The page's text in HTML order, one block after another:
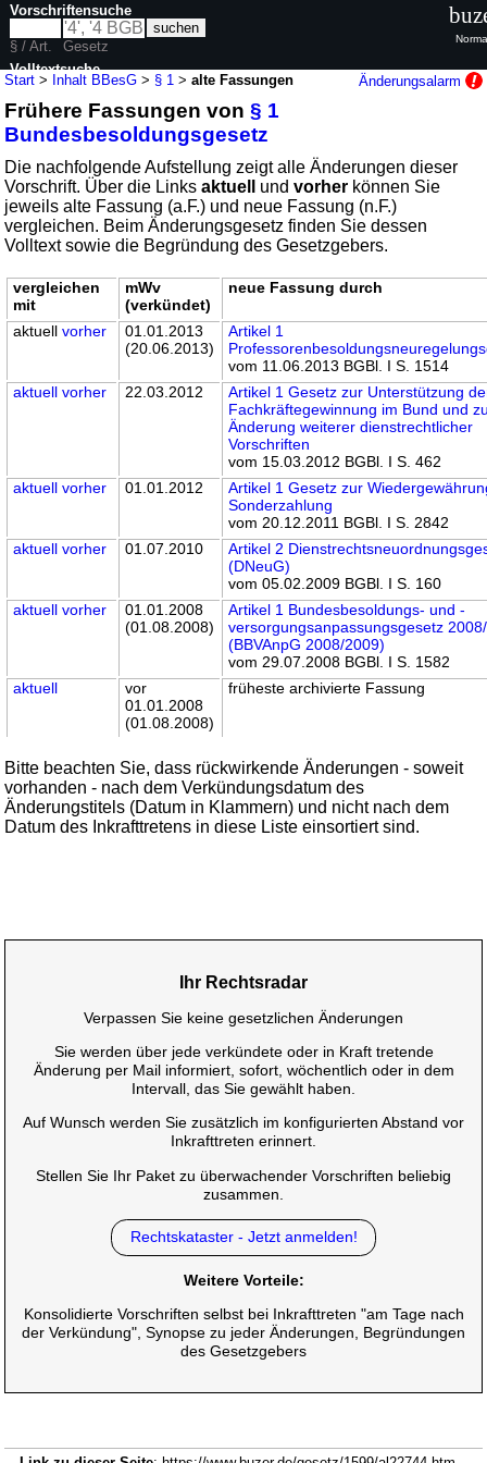
Start > Inhalt BBesG > § 1 >alte Fassungen Änderungsalarm
Frühere Fassungen von§ 1
Bundesbesoldungsgesetz
Die nachfolgende Aufstellung zeigt alle Änderungen dieser
Vorschrift. Über die Linksaktuell undvorher können Sie
jeweils alte Fassung (a.F.) und neue Fassung (n.F.)
vergleichen. Beim Änderungsgesetz finden Sie dessen
Volltext sowie die Begründung des Gesetzgebers.
vergleichen
mit
mWv
(verkündet)
neue Fassung durch
aktuellvorher
01.01.2013
(20.06.2013)
Artikel 1
vom 11.06.2013 BGBl. I S. 1514
aktuell vorher 22.03.2012
Artikel 1 Gesetz zur Unterstützung
Fachkräftegewinnung im Bund und
Änderung weiterer dienstrechtlicher
Vorschriften
vom 15.03.2012 BGBl. I S. 462
aktuell vorher 01.01.2012
Artikel 1 Gesetz zur
Sonderzahlung
vom 20.12.2011 BGBl. I S. 2842
aktuell vorher 01.07.2010
Artikel 2
(DNeuG)
vom 05.02.2009 BGBl. I S. 160
aktuell vorher
01.01.2008
(01.08.2008)
Artikel 1 Bundesbesoldungs- und -
versorgungsanpassungsgesetz
(BBVAnpG 2008/2009)
vom 29.07.2008 BGBl. I S. 1582
aktuell
vor
01.01.2008
(01.08.2008)
früheste archivierte Fassung
Bitte beachten Sie, dass rückwirkende Änderungen - soweit
vorhanden - nach dem Verkündungsdatum des
Änderungstitels (Datum in Klammern) und nicht nach dem
Datum des Inkrafttretens in diese Liste einsortiert sind.
Vorschriftensuche
§ / Art.
Gesetz
Volltextsuche
nur in BBesG
Ihr Rechtsradar
Verpassen Sie keine gesetzlichen Änderungen
Sie werden über jede verkündete oder in Kraft tretende
Änderung per Mail informiert, sofort, wöchentlich oder in dem
Intervall, das Sie gewählt haben.
Auf Wunsch werden Sie zusätzlich im konfigurierten Abstand vor
Inkrafttreten erinnert.
Stellen Sie Ihr Paket zu überwachender Vorschriften beliebig
zusammen.
Rechtskataster - Jetzt anmelden!
Weitere Vorteile:
Konsolidierte Vorschriften selbst bei Inkrafttreten "am Tage nach
der Verkündung", Synopse zu jeder Änderungen, Begründungen
des Gesetzgebers